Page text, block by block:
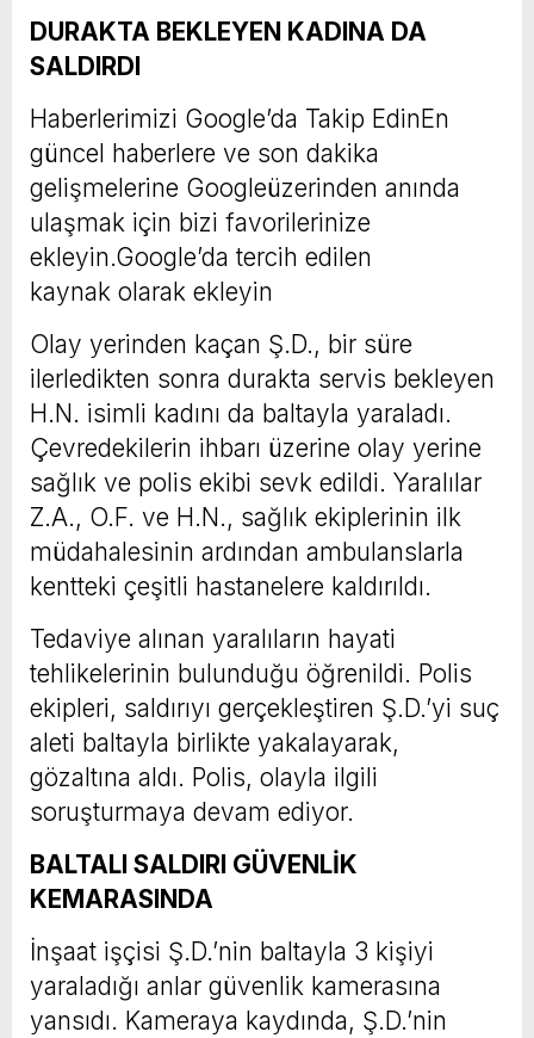
DURAKTA BEKLEYEN KADINA DA
SALDIRDI
Haberlerimizi Google’da Takip EdinEn
güncel haberlere ve son dakika
gelişmelerine Googleüzerinden anında
ulaşmak için bizi favorilerinize
ekleyin.Google’da tercih edilen
kaynak olarak ekleyin
Olay yerinden kaçan Ş.D., bir süre
ilerledikten sonra durakta servis bekleyen
H.N. isimli kadını da baltayla yaraladı.
Çevredekilerin ihbarı üzerine olay yerine
sağlık ve polis ekibi sevk edildi. Yaralılar
Z.A., O.F. ve H.N., sağlık ekiplerinin ilk
müdahalesinin ardından ambulanslarla
kentteki çeşitli hastanelere kaldırıldı.
Tedaviye alınan yaralıların hayati
tehlikelerinin bulunduğu öğrenildi. Polis
ekipleri, saldırıyı gerçekleştiren Ş.D.’yi suç
aleti baltayla birlikte yakalayarak,
gözaltına aldı. Polis, olayla ilgili
soruşturmaya devam ediyor.
BALTALI SALDIRI GÜVENLİK
KEMARASINDA
İnşaat işçisi Ş.D.’nin baltayla 3 kişiyi
yaraladığı anlar güvenlik kamerasına
yansıdı. Kameraya kaydında, Ş.D.’nin